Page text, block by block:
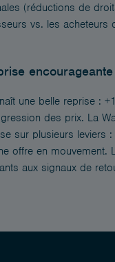
(réductions de
vs. les acheteurs
une belle reprise :
des prix. La
sur plusieurs leviers
offre en
aux signaux de